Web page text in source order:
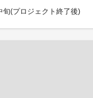
旬(プロジェクト終了後)